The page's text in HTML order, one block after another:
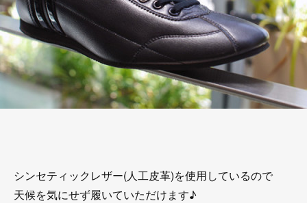
シンセティックレザー(人工皮革)を使用しているので
天候を気にせず履いていただけます♪